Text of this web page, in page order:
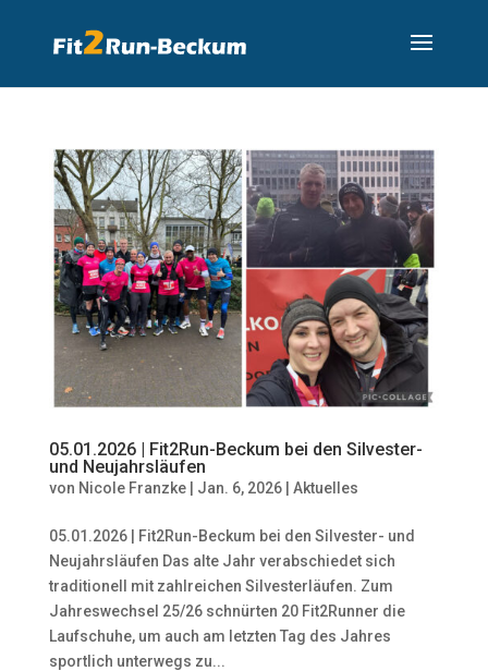
05.01.2026 | Fit2Run-Beckum bei den Silvester-
und Neujahrsläufen
von Nicole Franzke| Jan. 6, 2026| Aktuelles
05.01.2026 | Fit2Run-Beckum bei den Silvester- und
Neujahrsläufen Das alte Jahr verabschiedet sich
traditionell mit zahlreichen Silvesterläufen. Zum
Jahreswechsel 25/26 schnürten 20 Fit2Runner die
Laufschuhe, um auch am letzten Tag des Jahres
sportlich unterwegs zu...